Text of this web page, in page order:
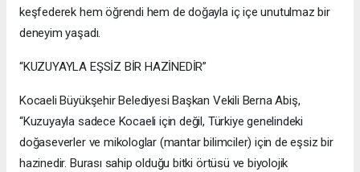
keşfederek hem öğrendi hem de doğayla iç içe unutulmaz bir
deneyim yaşadı.
“KUZUYAYLA EŞSİZ BİR HAZİNEDİR”
Kocaeli Büyükşehir Belediyesi Başkan Vekili Berna Abiş,
“Kuzuyayla sadece Kocaeli için değil, Türkiye genelindeki
doğaseverler ve mikologlar (mantar bilimciler) için de eşsiz bir
hazinedir. Burası sahip olduğu bitki örtüsü ve biyolojik